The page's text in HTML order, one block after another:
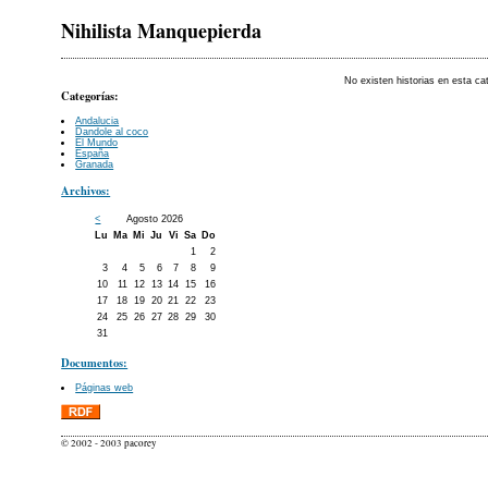
Nihilista Manquepierda
Categorías:
Andalucia
Dandole al coco
El Mundo
España
Granada
Archivos:
<
Agosto 2026
Lu
Ma Mi Ju Vi Sa
Do
1
2
3
4 5 6 7 8
9
10
11 12 13 14 15
16
17
18 19 20 21 22
23
24
25 26 27 28 29
30
31
Documentos:
Páginas web
No existen historias en esta
© 2002 - 2003 pacorey